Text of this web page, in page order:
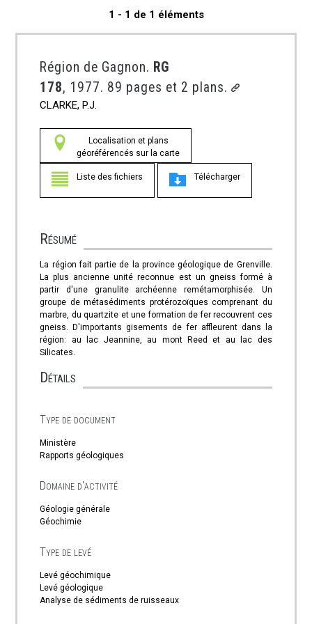
1 - 1 de 1 éléments
Région de Gagnon. RG
178, 1977. 89 pages et 2 plans.
CLARKE, P.J.
Localisation et plans
géoréférencés sur la carte
Liste des fichiers Télécharger
Résumé
La région fait partie de la province géologique de Grenville.
La plus ancienne unité reconnue est un gneiss formé à
partir d'une granulite archéenne remétamorphisée. Un
groupe de métasédiments protérozoïques comprenant du
marbre, du quartzite et une formation de fer recouvrent ces
gneiss. D'importants gisements de fer affleurent dans la
région: au lac Jeannine, au mont Reed et au lac des
Silicates.
Détails
Type de document
Ministère
Rapports géologiques
Domaine d'activité
Géologie générale
Géochimie
Type de levé
Levé géochimique
Levé géologique
Analyse de sédiments de ruisseaux